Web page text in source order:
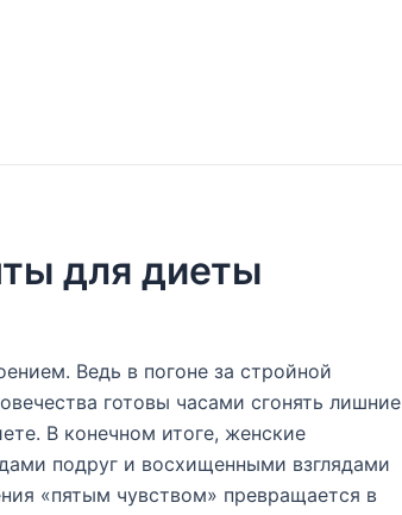
для диеты
Ведь в погоне за стройной
готовы часами сгонять лишние
В конечном итоге, женские
подруг и восхищенными взглядами
«пятым чувством» превращается в